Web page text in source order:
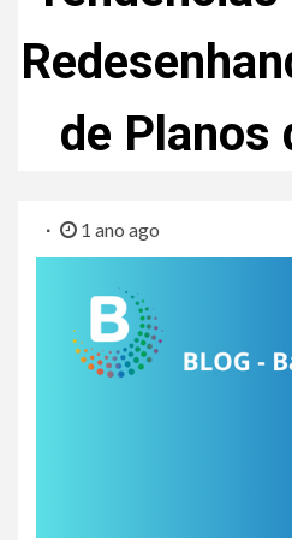
de Planos
1 ano ago